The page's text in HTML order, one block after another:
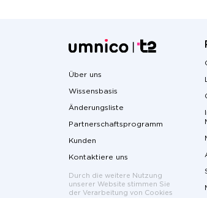
Über uns
Wissensbasis
Änderungsliste
Partnerschaftsprogramm
Kunden
Kontaktiere uns
Durch die weitere Nutzung
unserer Website stimmen Sie
der Verarbeitung von Cookies